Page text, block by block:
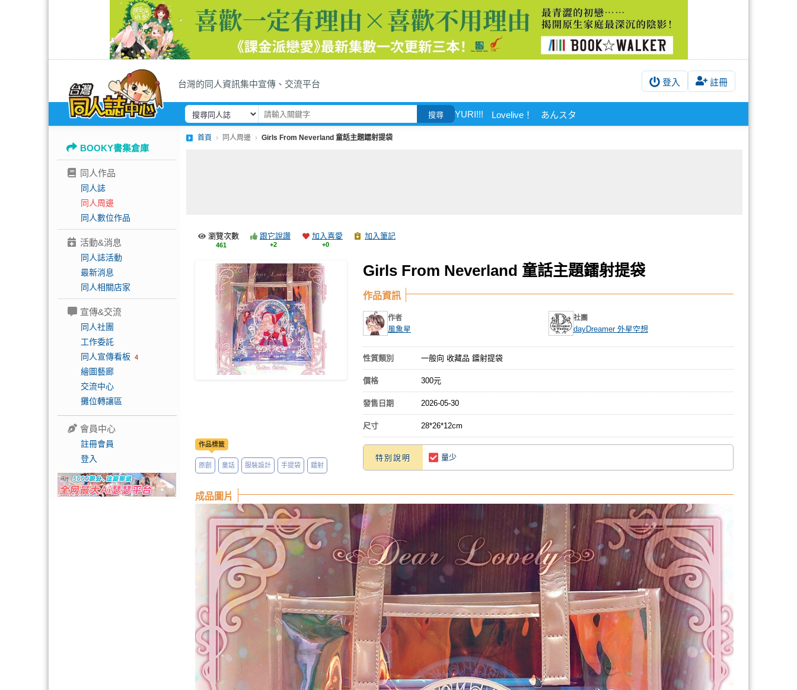
台灣的同人資訊集中宣傳、交流平台 登入 註冊
搜尋 YURI!!! Lovelive！ あんスタ
BOOKY書集倉庫
同人作品
同人誌
同人周邊
同人數位作品
活動&消息
同人誌活動
最新消息
同人相關店家
宣傳&交流
同人社團
工作委託
同人宣傳看板 4
繪圖藝廊
交流中心
攤位轉讓區
會員中心
註冊會員
登入
首頁 同人周邊 Girls From Neverland 童話主題鐳射提袋
瀏覽次數
461
跟它說讚
+2
加入喜愛
+0
加入筆記
Girls From Neverland 童話主題鐳射提袋
作品標籤
原創 童話 服裝設計 手提袋 鐳射
作品資訊
作者
風象星
社團
dayDreamer 外星空想
性質類別 一般向 收藏品 鐳射提袋
價格 300元
發售日期 2026-05-30
尺寸 28*26*12cm
特別說明 量少
成品圖片